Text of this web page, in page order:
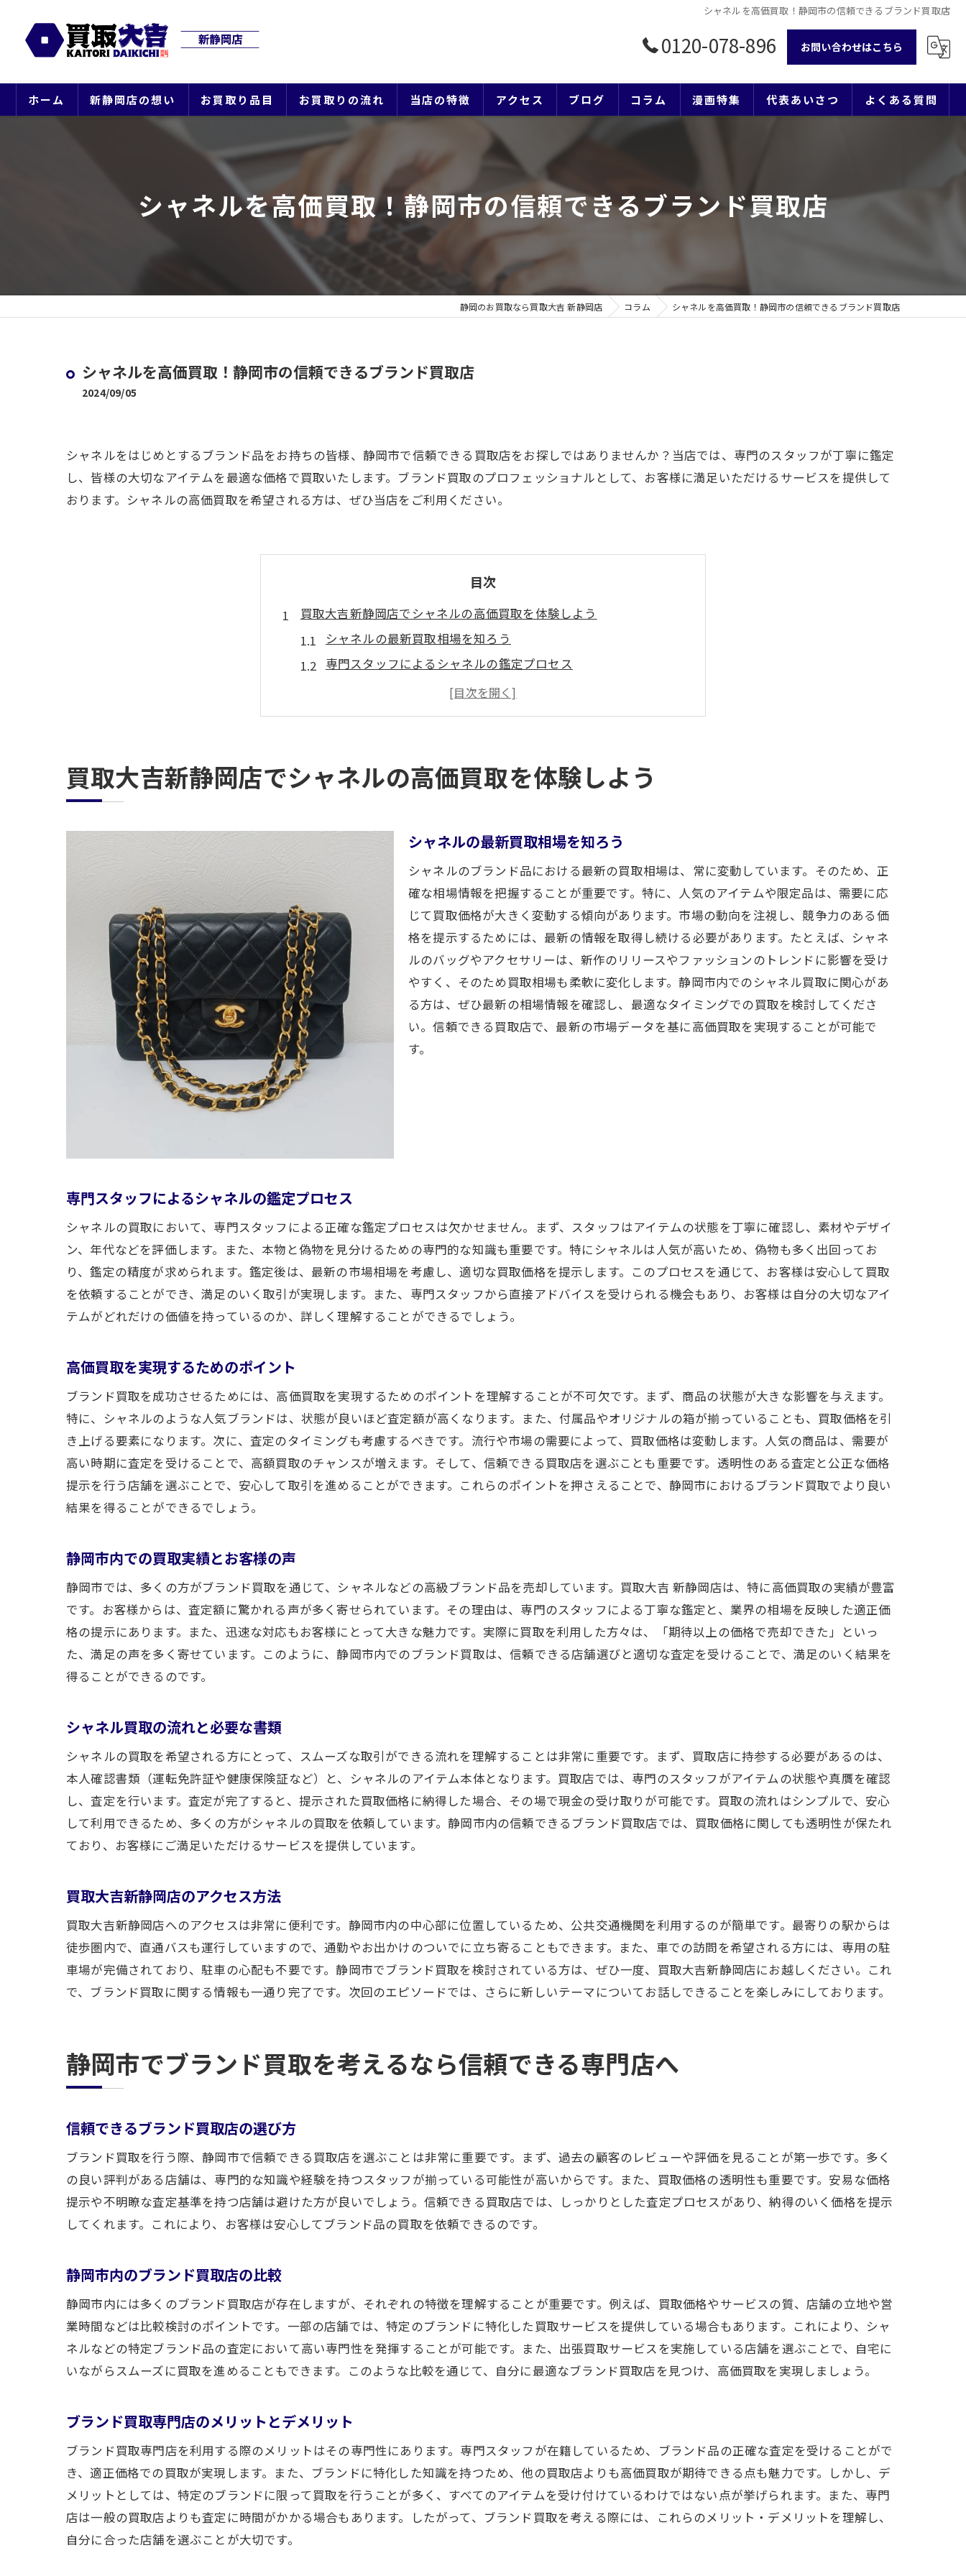
シャネルを高価買取！静岡市の信頼できるブランド買取店
0120-078-896 お問い合わせはこちら
ホーム 新静岡店の想い お買取り品目 お買取りの流れ 当店の特徴
ブランド
ジュエリー
時計
アクセス ブログ コラム 漫画特集 代表あいさつ よくある質問
シャネルを高価買取！静岡市の信頼できるブランド買取店
静岡のお買取なら買取大吉 新静岡店 コラム シャネルを高価買取！静岡市の信頼できるブランド買取店
シャネルを高価買取！静岡市の信頼できるブランド買取店
2024/09/05
シャネルをはじめとするブランド品をお持ちの皆様、静岡市で信頼できる買取店をお探しではありませんか？当店では、専門のスタッフが丁寧に鑑定
し、皆様の大切なアイテムを最適な価格で買取いたします。ブランド買取のプロフェッショナルとして、お客様に満足いただけるサービスを提供して
おります。シャネルの高価買取を希望される方は、ぜひ当店をご利用ください。
目次
買取大吉新静岡店でシャネルの高価買取を体験しよう
シャネルの最新買取相場を知ろう
専門スタッフによるシャネルの鑑定プロセス
高価買取を実現するためのポイント
静岡市内での買取実績とお客様の声
買取大吉新静岡店のアクセス方法
静岡市でブランド買取を考えるなら信頼できる専門店へ
静岡市内のブランド買取店の比較
ブランド買取専門店のメリットとデメリット
静岡市でのブランド買取の流れ
ブランド品の鑑定基準と市場価値
顧客満足度の高い買取店の特徴
ブランド買取のプロが教えるシャネルの価値を最大限に引き出す方法
シャネルの保存状態が買取価格に与える影響
付属品や保証書の重要性
人気モデルと高価買取の関係
信頼できる買取店を選ぶ重要性
シャネル買取の事前準備とチェックリスト
査定に必要な情報を正確に提供する
複数の買取店で査定を受けるメリット
買取後のアフターサービスも確認しよう
シャネルの買取査定を無料で受けられる静岡市のおすすめ店
査定結果を最大限に活用する方法
静岡市内の無料査定の比較と口コミ
無料査定で確認するべきポイント
おすすめ店の選び方と注意点
静岡市のブランド買取市場とシャネルの高価買取事情
静岡市のシャネル買取の過去と現在
ブランド買取市場の専門家が語る今後の予測
市場動向に基づく買取戦略
ブランド買取の裏話と成功事例
プロフェッショナルの査定秘訣
シャネル買取における注意点
シャネルを静岡市で高価買取に成功したお客様の声
シャネル買取に成功するためのアドバイス
静岡市での買取成功事例紹介
顧客満足度の高いシャネル買取
お客様の声から学ぶ買取のポイント
買取大吉新静岡店でシャネルの高価買取を体験しよう
シャネルの最新買取相場を知ろう
シャネルのブランド品における最新の買取相場は、常に変動しています。そのため、正
確な相場情報を把握することが重要です。特に、人気のアイテムや限定品は、需要に応
じて買取価格が大きく変動する傾向があります。市場の動向を注視し、競争力のある価
格を提示するためには、最新の情報を取得し続ける必要があります。たとえば、シャネ
ルのバッグやアクセサリーは、新作のリリースやファッションのトレンドに影響を受け
やすく、そのため買取相場も柔軟に変化します。静岡市内でのシャネル買取に関心があ
る方は、ぜひ最新の相場情報を確認し、最適なタイミングでの買取を検討してくださ
い。信頼できる買取店で、最新の市場データを基に高価買取を実現することが可能で
す。
専門スタッフによるシャネルの鑑定プロセス
シャネルの買取において、専門スタッフによる正確な鑑定プロセスは欠かせません。まず、スタッフはアイテムの状態を丁寧に確認し、素材やデザイ
ン、年代などを評価します。また、本物と偽物を見分けるための専門的な知識も重要です。特にシャネルは人気が高いため、偽物も多く出回ってお
り、鑑定の精度が求められます。鑑定後は、最新の市場相場を考慮し、適切な買取価格を提示します。このプロセスを通じて、お客様は安心して買取
を依頼することができ、満足のいく取引が実現します。また、専門スタッフから直接アドバイスを受けられる機会もあり、お客様は自分の大切なアイ
テムがどれだけの価値を持っているのか、詳しく理解することができるでしょう。
高価買取を実現するためのポイント
ブランド買取を成功させるためには、高価買取を実現するためのポイントを理解することが不可欠です。まず、商品の状態が大きな影響を与えます。
特に、シャネルのような人気ブランドは、状態が良いほど査定額が高くなります。また、付属品やオリジナルの箱が揃っていることも、買取価格を引
き上げる要素になります。次に、査定のタイミングも考慮するべきです。流行や市場の需要によって、買取価格は変動します。人気の商品は、需要が
高い時期に査定を受けることで、高額買取のチャンスが増えます。そして、信頼できる買取店を選ぶことも重要です。透明性のある査定と公正な価格
提示を行う店舗を選ぶことで、安心して取引を進めることができます。これらのポイントを押さえることで、静岡市におけるブランド買取でより良い
結果を得ることができるでしょう。
静岡市内での買取実績とお客様の声
静岡市では、多くの方がブランド買取を通じて、シャネルなどの高級ブランド品を売却しています。買取大吉 新静岡店は、特に高価買取の実績が豊富
です。お客様からは、査定額に驚かれる声が多く寄せられています。その理由は、専門のスタッフによる丁寧な鑑定と、業界の相場を反映した適正価
格の提示にあります。また、迅速な対応もお客様にとって大きな魅力です。実際に買取を利用した方々は、「期待以上の価格で売却できた」といっ
た、満足の声を多く寄せています。このように、静岡市内でのブランド買取は、信頼できる店舗選びと適切な査定を受けることで、満足のいく結果を
得ることができるのです。
シャネル買取の流れと必要な書類
シャネルの買取を希望される方にとって、スムーズな取引ができる流れを理解することは非常に重要です。まず、買取店に持参する必要があるのは、
本人確認書類（運転免許証や健康保険証など）と、シャネルのアイテム本体となります。買取店では、専門のスタッフがアイテムの状態や真贋を確認
し、査定を行います。査定が完了すると、提示された買取価格に納得した場合、その場で現金の受け取りが可能です。買取の流れはシンプルで、安心
して利用できるため、多くの方がシャネルの買取を依頼しています。静岡市内の信頼できるブランド買取店では、買取価格に関しても透明性が保たれ
ており、お客様にご満足いただけるサービスを提供しています。
買取大吉新静岡店のアクセス方法
買取大吉新静岡店へのアクセスは非常に便利です。静岡市内の中心部に位置しているため、公共交通機関を利用するのが簡単です。最寄りの駅からは
徒歩圏内で、直通バスも運行していますので、通勤やお出かけのついでに立ち寄ることもできます。また、車での訪問を希望される方には、専用の駐
車場が完備されており、駐車の心配も不要です。静岡市でブランド買取を検討されている方は、ぜひ一度、買取大吉新静岡店にお越しください。これ
で、ブランド買取に関する情報も一通り完了です。次回のエピソードでは、さらに新しいテーマについてお話しできることを楽しみにしております。
静岡市でブランド買取を考えるなら信頼できる専門店へ
信頼できるブランド買取店の選び方
ブランド買取を行う際、静岡市で信頼できる買取店を選ぶことは非常に重要です。まず、過去の顧客のレビューや評価を見ることが第一歩です。多く
の良い評判がある店舗は、専門的な知識や経験を持つスタッフが揃っている可能性が高いからです。また、買取価格の透明性も重要です。安易な価格
提示や不明瞭な査定基準を持つ店舗は避けた方が良いでしょう。信頼できる買取店では、しっかりとした査定プロセスがあり、納得のいく価格を提示
してくれます。これにより、お客様は安心してブランド品の買取を依頼できるのです。
静岡市内のブランド買取店の比較
静岡市内には多くのブランド買取店が存在しますが、それぞれの特徴を理解することが重要です。例えば、買取価格やサービスの質、店舗の立地や営
業時間などは比較検討のポイントです。一部の店舗では、特定のブランドに特化した買取サービスを提供している場合もあります。これにより、シャ
ネルなどの特定ブランド品の査定において高い専門性を発揮することが可能です。また、出張買取サービスを実施している店舗を選ぶことで、自宅に
いながらスムーズに買取を進めることもできます。このような比較を通じて、自分に最適なブランド買取店を見つけ、高価買取を実現しましょう。
ブランド買取専門店のメリットとデメリット
ブランド買取専門店を利用する際のメリットはその専門性にあります。専門スタッフが在籍しているため、ブランド品の正確な査定を受けることがで
き、適正価格での買取が実現します。また、ブランドに特化した知識を持つため、他の買取店よりも高価買取が期待できる点も魅力です。しかし、デ
メリットとしては、特定のブランドに限って買取を行うことが多く、すべてのアイテムを受け付けているわけではない点が挙げられます。また、専門
店は一般の買取店よりも査定に時間がかかる場合もあります。したがって、ブランド買取を考える際には、これらのメリット・デメリットを理解し、
自分に合った店舗を選ぶことが大切です。